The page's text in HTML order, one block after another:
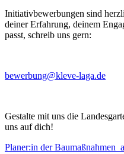
Initiativbewerbungen sind
deiner Erfahrung, deinem
passt, schreib uns gern:
bewerbung@kleve-laga.de
Gestalte mit uns die
uns auf dich!
Planer:in der